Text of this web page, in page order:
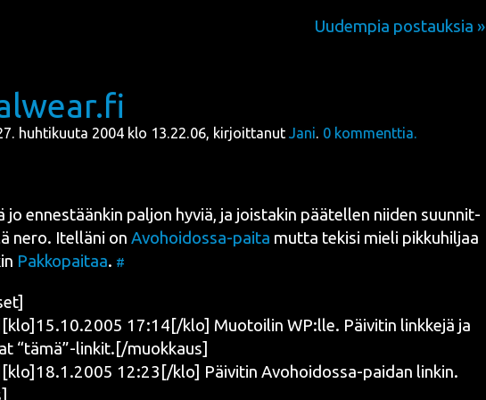
Uudempia postauksia »
huhtikuuta 2004 klo 13.22.06, kirjoittanut Jani. 0 kommenttia.
jo ennes­tään­kin pal­jon hyviä, ja jois­ta­kin pää­tel­len nii­den suun­nit­
nero. Itel­lä­ni on Avo­hoi­dos­sa-pai­ta mut­ta teki­si mie­li pik­ku­hil­jaa
Pak­ko­pai­taa. #
17:14[/klo] Muo­toi­lin WP:lle. Päi­vi­tin link­ke­jä ja
“tämä”-linkit.[/muokkaus]
12:23[/klo] Päi­vi­tin Avo­hoi­dos­sa-pai­dan linkin.